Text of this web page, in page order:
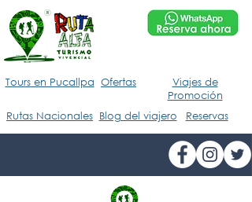
Tours en Pucallpa
Rutas Nacionales
Ofertas
Viajes de
Promoción
Blog del viajero
Reservas